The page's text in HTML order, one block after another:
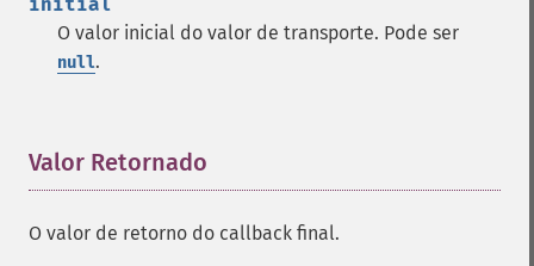
O valor inicial do valor de transporte. Pode ser
null.
Valor Retornado
O valor de retorno do callback final.